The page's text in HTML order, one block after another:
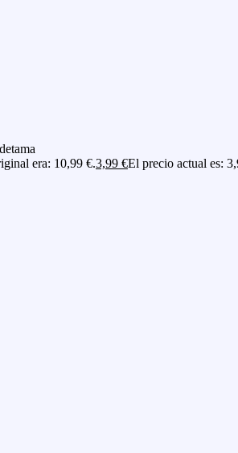
era: 10,99 €.3,99 €El precio actual es: